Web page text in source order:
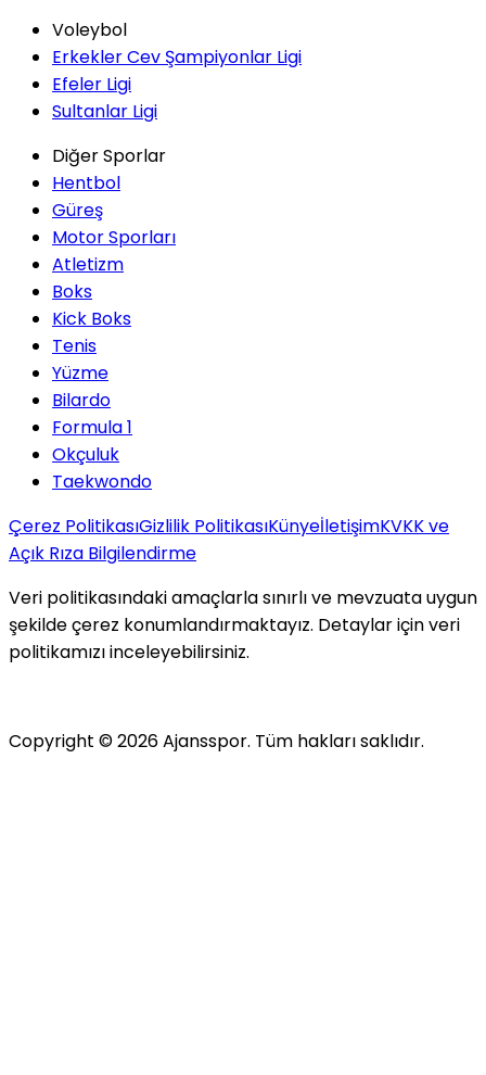
Voleybol
Erkekler Cev Şampiyonlar Ligi
Efeler Ligi
Sultanlar Ligi
Diğer Sporlar
Hentbol
Güreş
Motor Sporları
Atletizm
Boks
Kick Boks
Tenis
Yüzme
Bilardo
Formula 1
Okçuluk
Taekwondo
Çerez PolitikasıGizlilik PolitikasıKünyeİletişimKVKK ve
Açık Rıza Bilgilendirme
Veri politikasındaki amaçlarla sınırlı ve mevzuata uygun
şekilde çerez konumlandırmaktayız. Detaylar için veri
politikamızı inceleyebilirsiniz.
Copyright ©2026Ajansspor. Tüm hakları saklıdır.